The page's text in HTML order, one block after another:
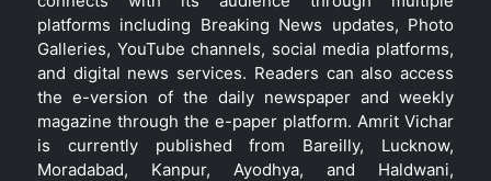
platforms including Breaking News updates, Photo
Galleries, YouTube channels, social media platforms,
and digital news services. Readers can also access
the e-version of the daily newspaper and weekly
magazine through the e-paper platform. Amrit Vichar
is currently published from Bareilly, Lucknow,
Moradabad, Kanpur, Ayodhya, and Haldwani,